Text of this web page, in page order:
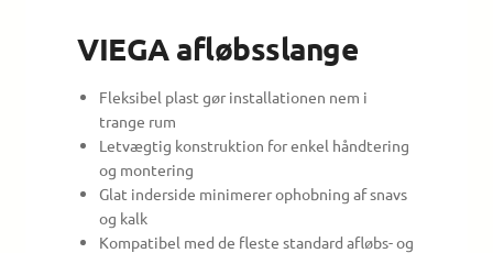
VIEGA afløbsslange
Fleksibel plast gør installationen nem i
trange rum
Letvægtig konstruktion for enkel håndtering
og montering
Glat inderside minimerer ophobning af snavs
og kalk
Kompatibel med de fleste standard afløbs- og